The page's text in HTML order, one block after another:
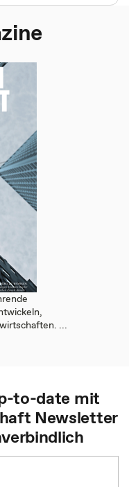
...
to-date mit
Newsletter